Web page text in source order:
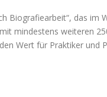
Biografiearbeit“, das im
mindestens weiteren
Wert für Praktiker und